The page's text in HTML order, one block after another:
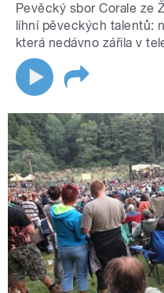
Pevěcký sbor Corale ze
líhní pěveckých talentů:
která nedávno zářila v